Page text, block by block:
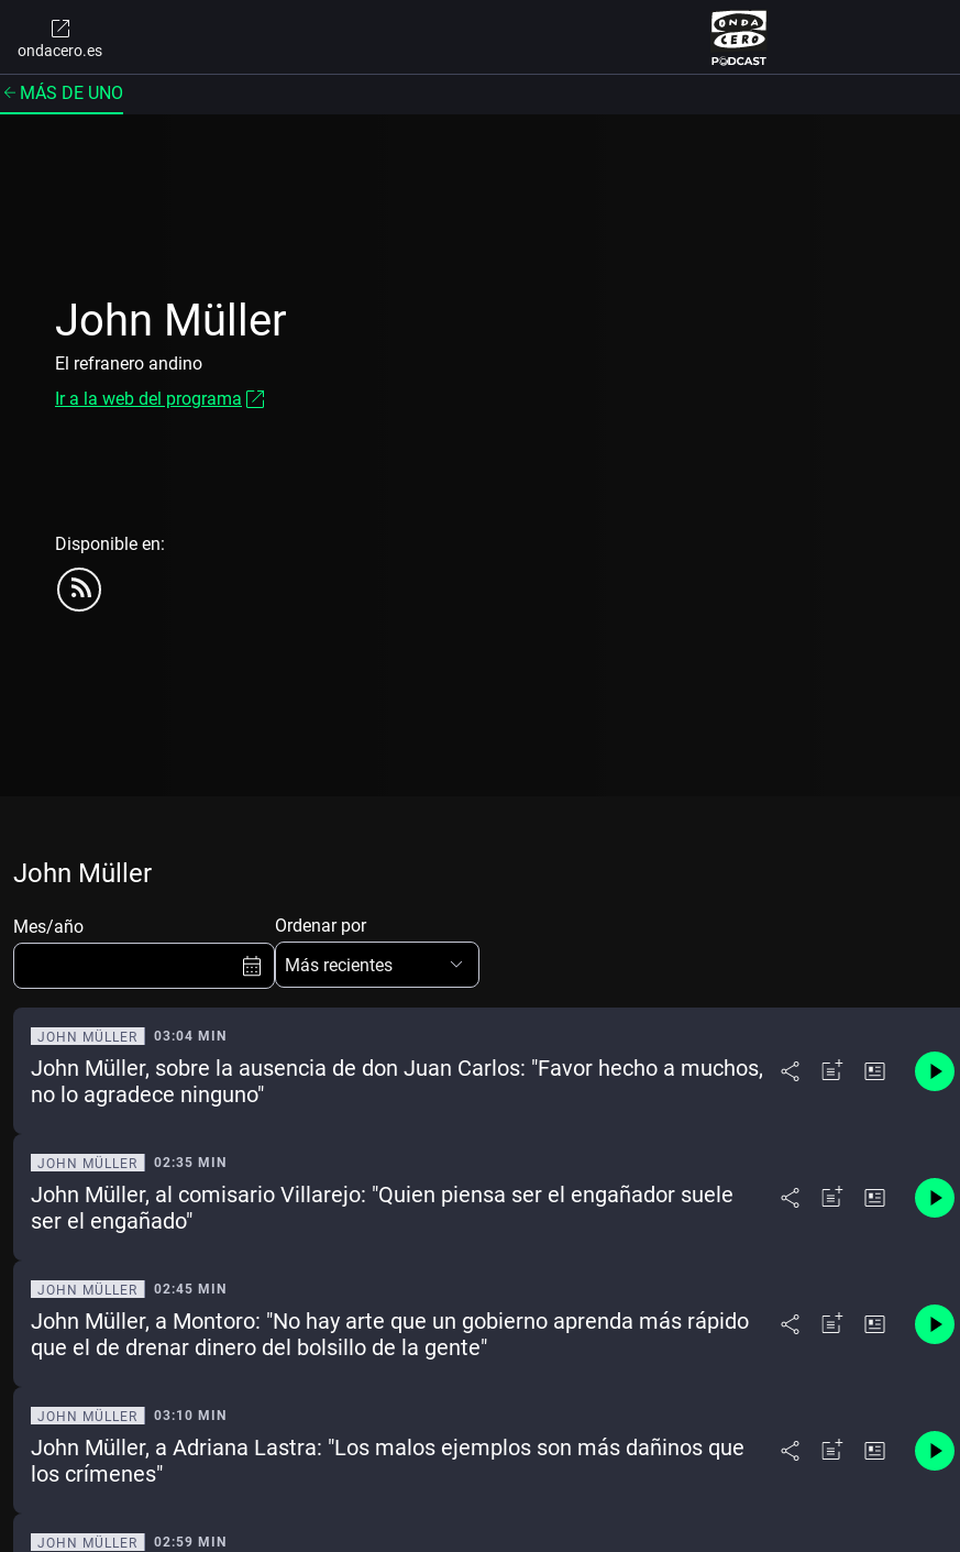
ondacero.es
MÁS DE UNO
John Müller
El refranero andino
Ir a la web del programa
Disponible en:
John Müller
Mes/año
Ene
Sep Oct Nov Dic
Ordenar por
Más recientes
JOHN MÜLLER 03:04 MIN
John Müller, sobre la ausencia de don Juan Carlos: "Favor hecho a muchos,
no lo agradece ninguno"
JOHN MÜLLER 02:35 MIN
John Müller, al comisario Villarejo: "Quien piensa ser el engañador suele
ser el engañado"
JOHN MÜLLER 02:45 MIN
John Müller, a Montoro: "No hay arte que un gobierno aprenda más rápido
que el de drenar dinero del bolsillo de la gente"
JOHN MÜLLER 03:10 MIN
John Müller, a Adriana Lastra: "Los malos ejemplos son más dañinos que
los crímenes"
JOHN MÜLLER 02:59 MIN